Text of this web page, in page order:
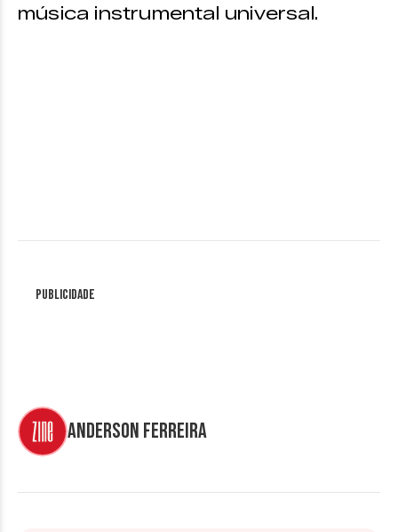
música instrumental universal.
Publicidade
Anderson Ferreira